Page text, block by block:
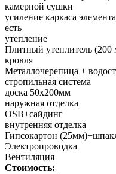
камерной сушки
усиление каркаса
есть
утепление
Плитный утеплитель (200
кровля
Металлочерепица +
стропильная система
доска 50х200мм
наружная отделка
OSB+сайдинг
внутренняя отделка
Гипсокартон
Электропроводка
Вентиляция
Стоимость: